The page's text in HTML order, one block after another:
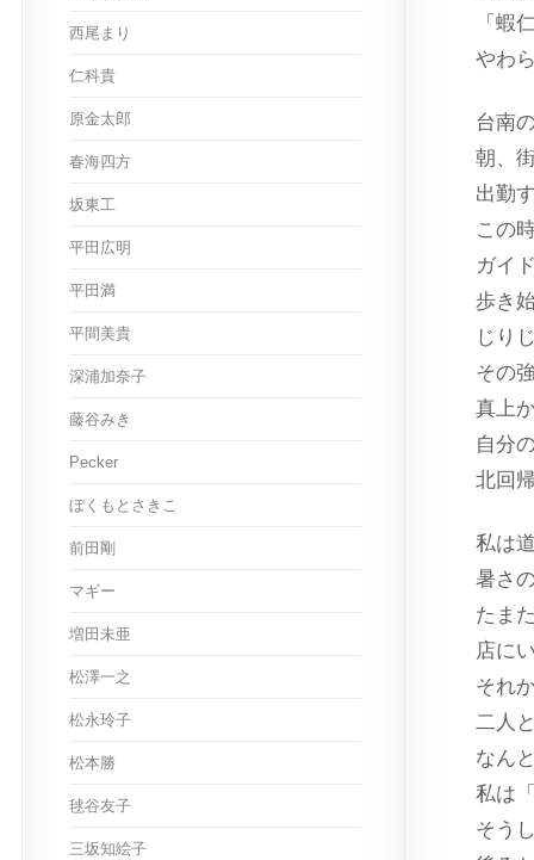
「蝦
やわ
台南
朝、
出勤
この
ガイ
歩き
じり
その
真上
自分
北回
私は
暑さ
たま
店に
それ
二人
なん
私は
そう
西尾まり
仁科貴
原金太郎
春海四方
坂東工
平田広明
平田満
平間美貴
深浦加奈子
藤谷みき
Pecker
ぼくもとさきこ
前田剛
マギー
増田未亜
松澤一之
松永玲子
松本勝
毬谷友子
三坂知絵子